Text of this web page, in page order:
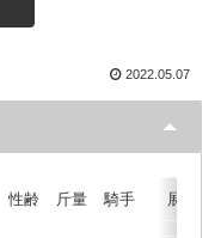
2022.05.07
性齢 斤量 騎手 展開